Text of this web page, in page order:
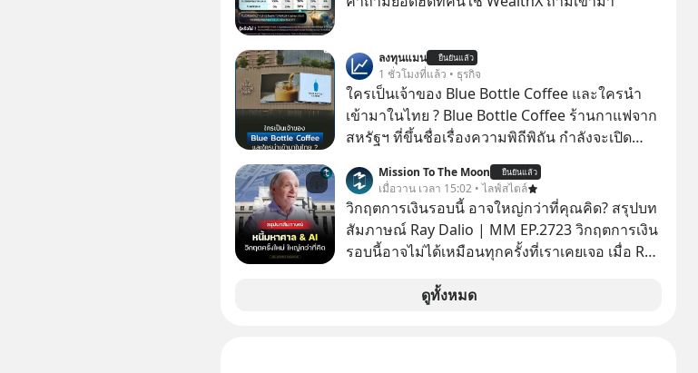
ลงทุนแมน ยืนยันแล้ว
1 ชั่วโมงที่แล้ว • ธุรกิจ
ใครเป็นเจ้าของ Blue Bottle Coffee และใครนำ
เข้ามาในไทย ? Blue Bottle Coffee ร้านกาแฟจาก
สหรัฐฯ ที่ขึ้นชื่อเรื่องความพิถีพิถัน กำลังจะเปิด
Mission To The Moon ยืนยันแล้ว
เมื่อวาน เวลา 15:02 • ไลฟ์สไตล์
วิกฤตการเงินรอบนี้ อาจใหญ่กว่าที่คุณคิด? สรุปบท
สัมภาษณ์ Ray Dalio | MM EP.2723 วิกฤตการเงิน
รอบนี้อาจไม่ได้เหมือนทุกครั้งที่เราเคยเจอ เมื่อ Ray
ต่อหลายครั้ง ออกมาส่งสัญญาณเตือนระเบิดเวลา
ดูทั้งหมด